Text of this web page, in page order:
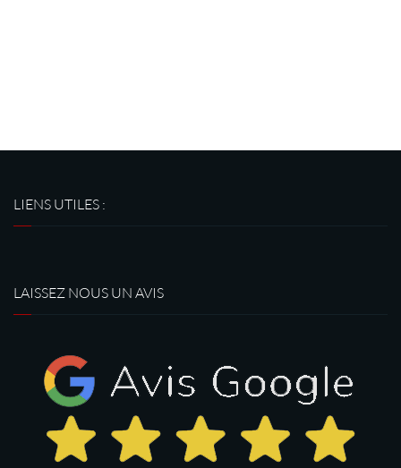
LIENS UTILES :
LAISSEZ NOUS UN AVIS